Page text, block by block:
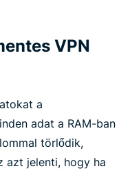
VPN
a
adat a RAM-ban
törlődik,
azt jelenti, hogy ha